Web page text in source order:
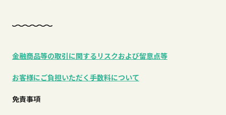
金融商品等の取引に関するリスクおよび留意点等
お客様にご負担いただく手数料について
免責事項